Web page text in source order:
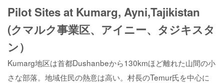
Pilot Sites at Kumarg, Ayni,Tajikistan
(クマルク事業区、アイニー、タジキスタ
ン）
Kumarg地区は首都Dushanbeから130kmほど離れた山間の小
さな部落。地域住民の熱意は高い。村長のTemur氏を中心に